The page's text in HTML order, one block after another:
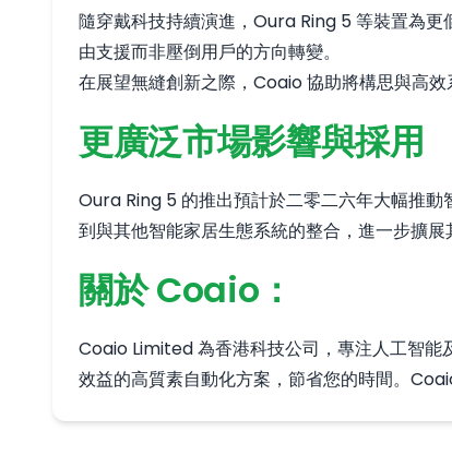
隨穿戴科技持續演進，Oura Ring 5 等裝置為
由支援而非壓倒用戶的方向轉變。
在展望無縫創新之際，Coaio 協助將構思與高效
更廣泛市場影響與採用
Oura Ring 5 的推出預計於二零二六年大幅推
到與其他智能家居生態系統的整合，進一步擴展
關於 Coaio：
Coaio Limited 為香港科技公司，專注人工智能
效益的高質素自動化方案，節省您的時間。